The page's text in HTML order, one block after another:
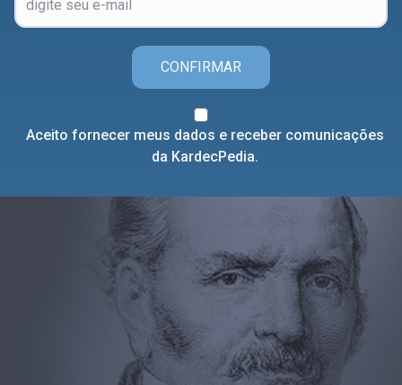
CONFIRMAR
Aceito fornecer meus dados e receber comunicações
da KardecPedia.